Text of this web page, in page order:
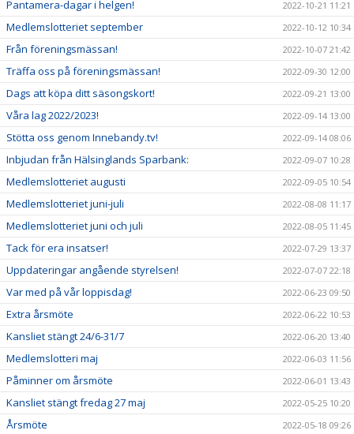
Pantamera-dagar i helgen! 2022-10-21 11:21
Medlemslotteriet september 2022-10-12 10:34
Från föreningsmässan! 2022-10-07 21:42
Träffa oss på föreningsmässan! 2022-09-30 12:00
Dags att köpa ditt säsongskort! 2022-09-21 13:00
Våra lag 2022/2023! 2022-09-14 13:00
Stötta oss genom Innebandy.tv! 2022-09-14 08:06
Inbjudan från Hälsinglands Sparbank: 2022-09-07 10:28
Medlemslotteriet augusti 2022-09-05 10:54
Medlemslotteriet juni-juli 2022-08-08 11:17
Medlemslotteriet juni och juli 2022-08-05 11:45
Tack för era insatser! 2022-07-29 13:37
Uppdateringar angående styrelsen! 2022-07-07 22:18
Var med på vår loppisdag! 2022-06-23 09:50
Extra årsmöte 2022-06-22 10:53
Kansliet stängt 24/6-31/7 2022-06-20 13:40
Medlemslotteri maj 2022-06-03 11:56
Påminner om årsmöte 2022-06-01 13:43
Kansliet stängt fredag 27 maj 2022-05-25 10:20
Årsmöte 2022-05-18 09:26